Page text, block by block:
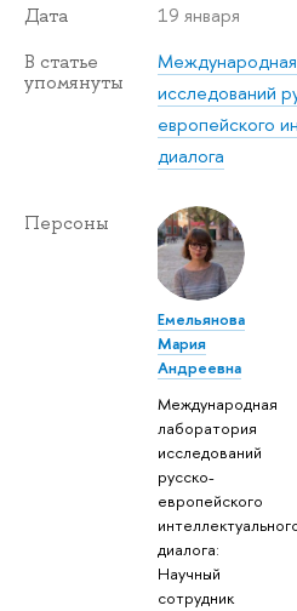
Дата 19 января
В статье
упомянуты
исследований
европейского
диалога
Персоны
Емельянова
Мария
Андреевна
Международная
лаборатория
исследований
русско-
европейского
диалога:
Научный
сотрудник